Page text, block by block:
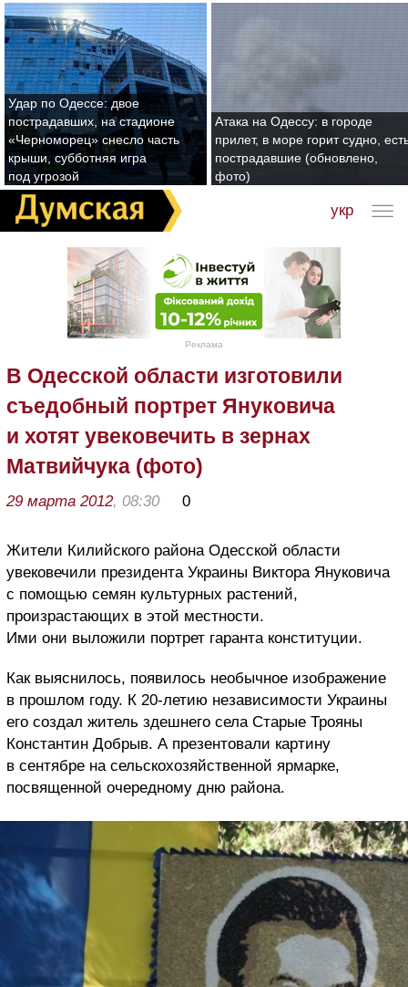
Удар по Одессе: двое
пострадавших, на стадионе
«Черноморец» снесло часть
крыши, субботняя игра
под угрозой
Атака на Одессу: в городе
прилет, в море горит судно,
пострадавшие (обновлено,
фото)
укр
Реклама
В Одесской области изготовили
съедобный портрет Януковича
и хотят увековечить в зернах
Матвийчука (фото)
29 марта 2012, 08:30 0
Жители Килийского района Одесской области
увековечили президента Украины Виктора Януковича
с помощью семян культурных растений,
произрастающих в этой местности.
Ими они выложили портрет гаранта конституции.
Как выяснилось, появилось необычное изображение
в прошлом году. К 20-летию независимости Украины
его создал житель здешнего села Старые Трояны
Константин Добрыв. А презентовали картину
в сентябре на сельскохозяйственной ярмарке,
посвященной очередному дню района.